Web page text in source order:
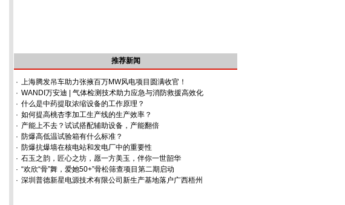
推荐新闻
· 上海腾发吊车助力张掖百万MW风电项目圆满收官！
· WANDI万安迪 | 气体检测技术助力应急与消防救援高效化
· 什么是中药提取浓缩设备的工作原理？
· 如何提高桃杏李加工生产线的生产效率？
· 产能上不去？试试搭配辅助设备，产能翻倍
· 防爆高低温试验箱有什么标准？
· 防爆抗爆墙在核电站和发电厂中的重要性
· 石玉之韵，匠心之坊，愿一方美玉，伴你一世韶华
· “欢欣“骨”舞，爱她50+”骨松筛查项目第二期启动
· 深圳普德新星电源技术有限公司新生产基地落户广西梧州